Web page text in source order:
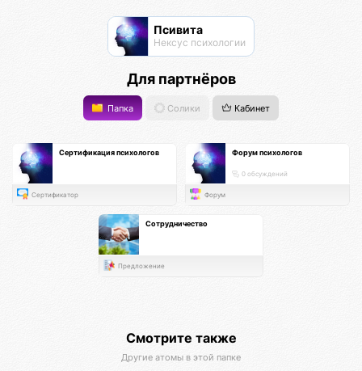
Псивита
Нексус психологии
Для партнёров
Папка Солики Кабинет
Сертификация психологов
Сертификатор
Форум психологов
0 обсуждений
Форум
Сотрудничество
Предложение
Смотрите также
Другие атомы в этой папке